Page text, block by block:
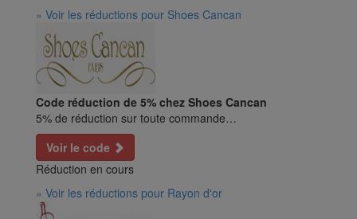
» Voir les réductions pour Shoes Cancan
Code réduction de 5% chez Shoes Cancan
5% de réduction sur toute commande…
Voir le code
Réduction en cours
» Voir les réductions pour Rayon d'or